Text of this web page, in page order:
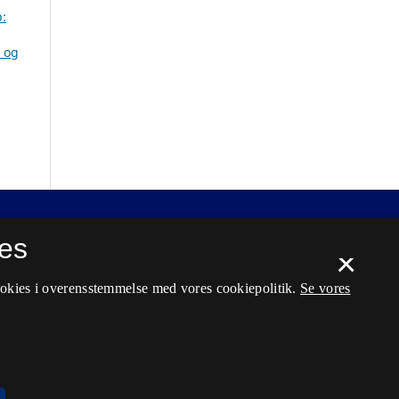
×
i overensstemmelse med vores cookiepolitik. Se vores